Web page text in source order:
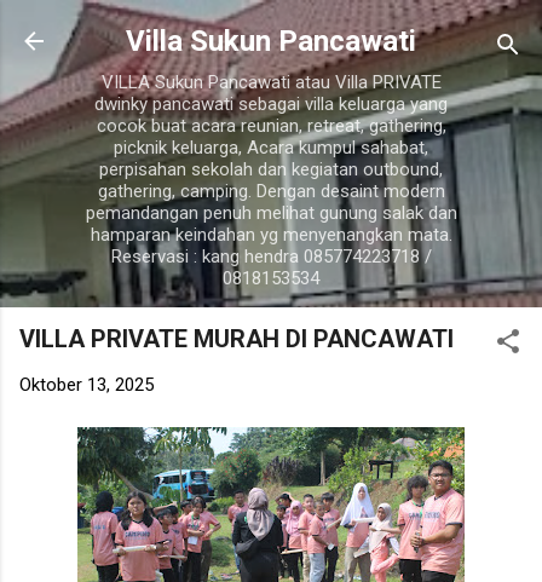
Langsung ke konten utama
Villa Sukun Pancawati
VILLA Sukun Pancawati atau Villa PRIVATE
dwinky pancawati sebagai villa keluarga yang
cocok buat acara reunian, retreat, gathering,
picknik keluarga, Acara kumpul sahabat,
perpisahan sekolah dan kegiatan outbound,
gathering, camping. Dengan desaint modern
pemandangan penuh melihat gunung salak dan
hamparan keindahan yg menyenangkan mata.
Reservasi : kang hendra 085774223718 /
0818153534
VILLA PRIVATE MURAH DI PANCAWATI
Oktober 13, 2025